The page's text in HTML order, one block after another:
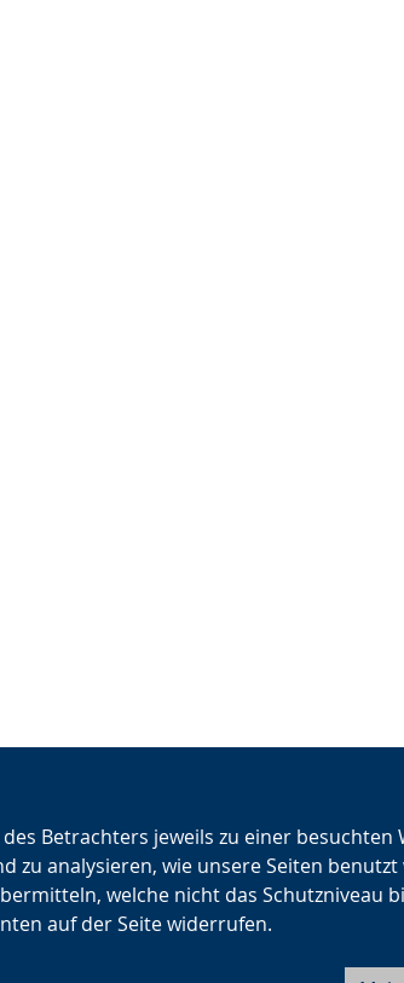
Betrachters jeweils zu einer
analysieren, wie unsere Seiten benutzt
welche nicht das Schutzniveau
auf der Seite widerrufen.